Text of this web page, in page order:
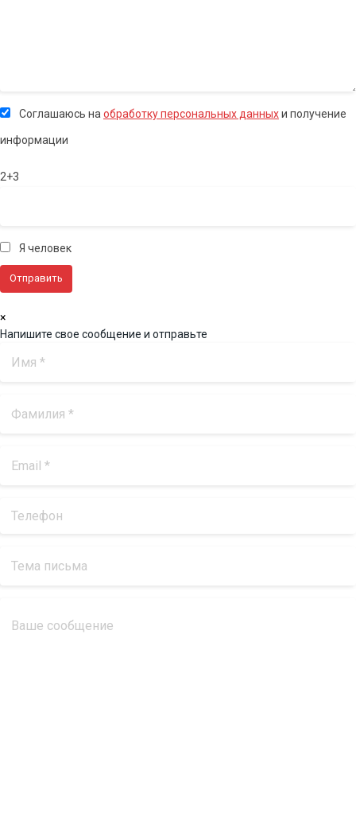
Соглашаюсь на обработку персональных данныхи получение
информации
2+3
Я человек
×
Напишите свое сообщение и отправьте